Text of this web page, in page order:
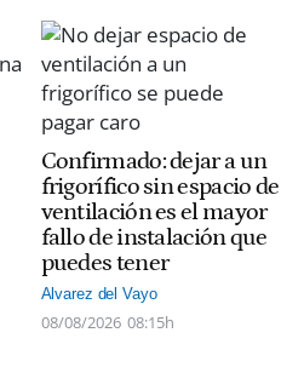
Confirmado: dejar a un
frigorífico sin espacio de
ventilación es el mayor
fallo de instalación que
puedes tener
Alvarez del Vayo
08/08/2026 08:15h